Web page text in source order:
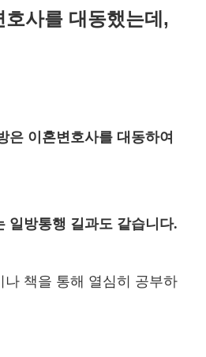
사를 대동했는데,
은 이혼변호사를 대동하여
일방통행 길과도 같습니다.
나 책을 통해 열심히 공부하